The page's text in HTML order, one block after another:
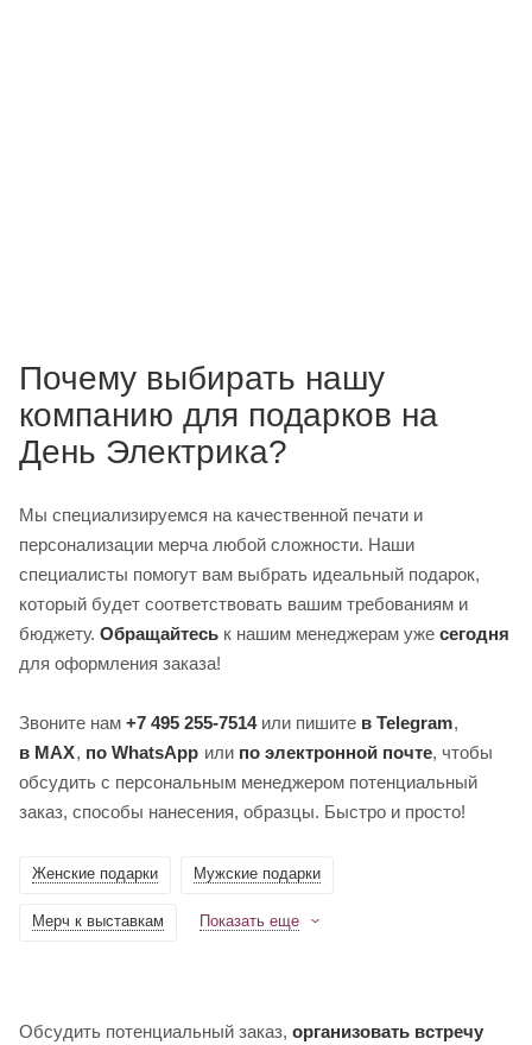
Почему выбирать нашу
компанию для подарков на
День Электрика?
Мы специализируемся на качественной печати и
персонализации мерча любой сложности. Наши
специалисты помогут вам выбрать идеальный подарок,
который будет соответствовать вашим требованиям и
бюджету. Обращайтесь к нашим менеджерам уже сегодня
для оформления заказа!
Звоните нам +7 495 255-7514или пишите в Telegram,
в MAX, по WhatsApp или по электронной почте, чтобы
обсудить с персональным менеджером потенциальный
заказ, способы нанесения, образцы. Быстро и просто!
Женские подарки Мужские подарки
Мерч к выставкам Показать еще
Обсудить потенциальный заказ, организовать встречу